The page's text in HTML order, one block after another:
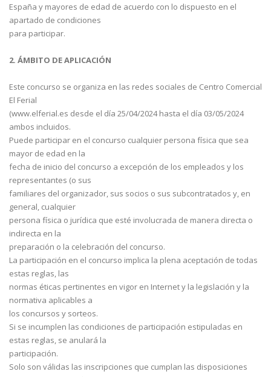
España y mayores de edad de acuerdo con lo dispuesto en el
apartado de condiciones
para participar.
2. ÁMBITO DE APLICACIÓN
Este concurso se organiza en las redes sociales de Centro Comercial
El Ferial
(www.elferial.es desde el día 25/04/2024 hasta el día 03/05/2024
ambos incluidos.
Puede participar en el concurso cualquier persona física que sea
mayor de edad en la
fecha de inicio del concurso a excepción de los empleados y los
representantes (o sus
familiares del organizador, sus socios o sus subcontratados y, en
general, cualquier
persona física o jurídica que esté involucrada de manera directa o
indirecta en la
preparación o la celebración del concurso.
La participación en el concurso implica la plena aceptación de todas
estas reglas, las
normas éticas pertinentes en vigor en Internet y la legislación y la
normativa aplicables a
los concursos y sorteos.
Si se incumplen las condiciones de participación estipuladas en
estas reglas, se anulará la
participación.
Solo son válidas las inscripciones que cumplan las disposiciones